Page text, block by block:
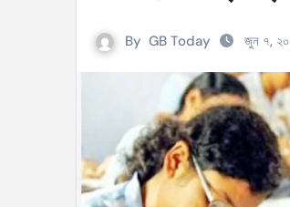
টেংরাটিলা গ্যাসক্ষেত্রে
শিক্ষকদের বাড়তি বেতন
আইসিসি নারী টি–টুয়েন্টি
মণিপুরে কুকি এবং নাগা
বেবিচক ভাগ করে
By GB Today জুন ৭,